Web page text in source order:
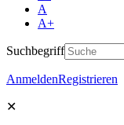
A
A+
Suchbegriff
AnmeldenRegistrieren
✕